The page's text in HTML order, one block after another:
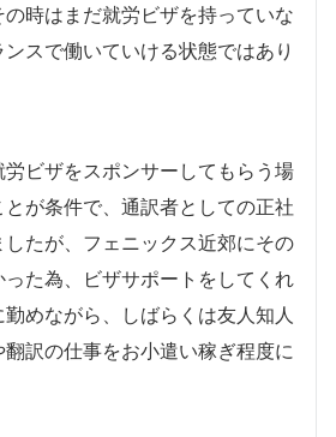
時はまだ就労ビザを持っていな
スで働いていける状態ではあり
ビザをスポンサーしてもらう場
が条件で、通訳者としての正社
したが、フェニックス近郊にその
た為、ビザサポートをしてくれ
めながら、しばらくは友人知人
訳の仕事をお小遣い稼ぎ程度に